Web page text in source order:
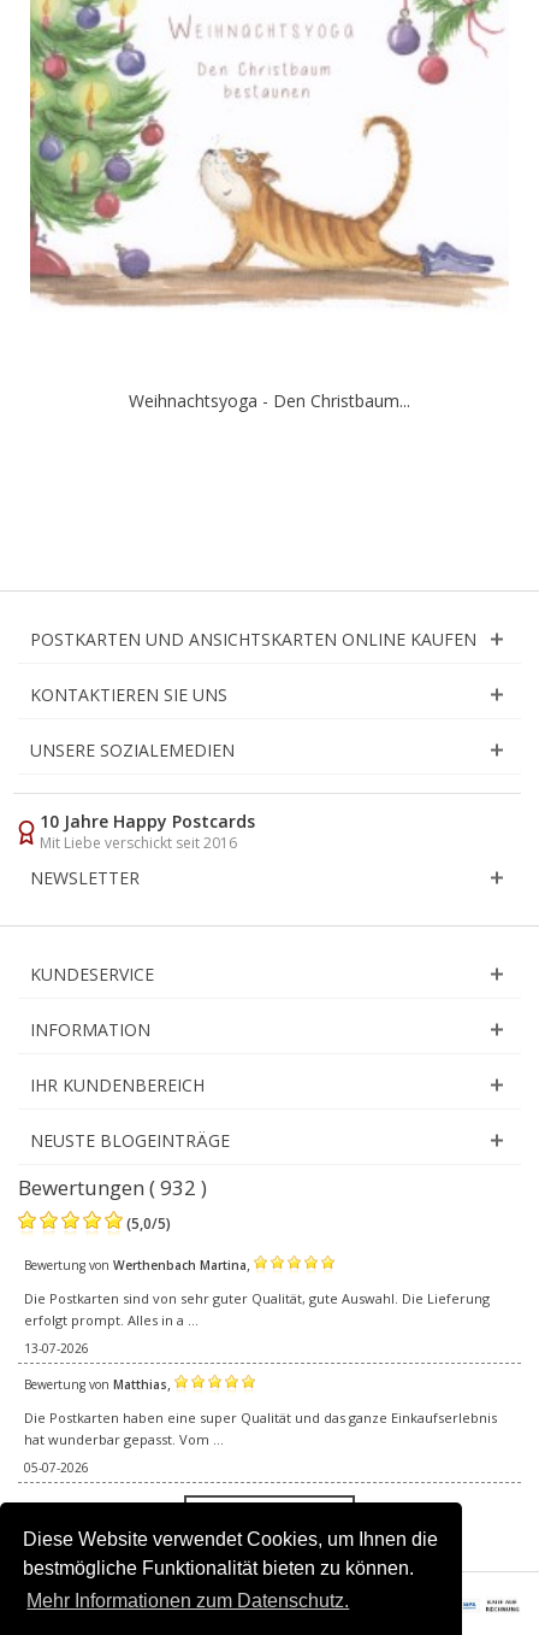
Diese Website verwendet Cookies, um Ihnen die
bestmögliche Funktionalität bieten zu können.
Mehr Informationen zum Datenschutz.
Weihnachtsyoga - Den Christbaum...
POSTKARTEN UND ANSICHTSKARTEN ONLINE KAUFEN
KONTAKTIEREN SIE UNS
UNSERE SOZIALEMEDIEN
10 Jahre Happy Postcards
Mit Liebe verschickt seit 2016
NEWSLETTER
KUNDESERVICE
INFORMATION
IHR KUNDENBEREICH
NEUSTE BLOGEINTRÄGE
Bewertungen ( 932 )
(5,0/5)
Bewertung von Werthenbach Martina,
Die Postkarten sind von sehr guter Qualität, gute Auswahl. Die Lieferung
erfolgt prompt. Alles in a ...
13-07-2026
Bewertung von Matthias,
Die Postkarten haben eine super Qualität und das ganze Einkaufserlebnis
hat wunderbar gepasst. Vom ...
05-07-2026